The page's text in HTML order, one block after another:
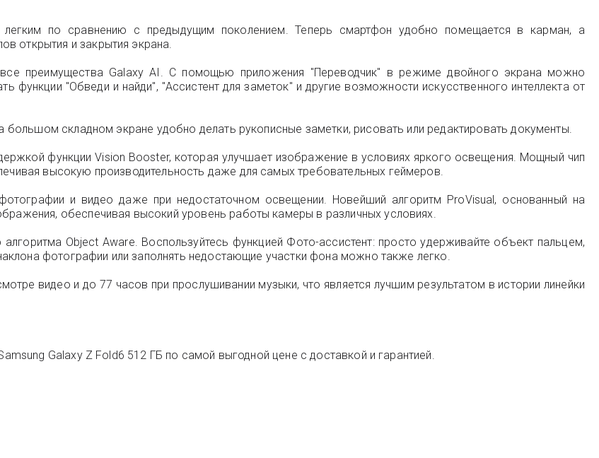
по сравнению с предыдущим поколением. Теперь смартфон удобно помещается в карман, а
открытия и закрытия экрана.
преимущества Galaxy AI. С помощью приложения "Переводчик" в режиме двойного экрана можно
"Обведи и найди", "Ассистент для заметок" и другие возможности искусственного интеллекта от
складном экране удобно делать рукописные заметки, рисовать или редактировать документы.
функции Vision Booster, которая улучшает изображение в условиях яркого освещения. Мощный чип
высокую производительность даже для самых требовательных геймеров.
и видео даже при недостаточном освещении. Новейший алгоритм ProVisual, основанный на
обеспечивая высокий уровень работы камеры в различных условиях.
Object Aware. Воспользуйтесь функцией Фото-ассистент: просто удерживайте объект пальцем,
фотографии или заполнять недостающие участки фона можно также легко.
видео и до 77 часов при прослушивании музыки, что является лучшим результатом в истории линейки
Galaxy Z Fold6 512 ГБ по самой выгодной цене с доставкой и гарантией.